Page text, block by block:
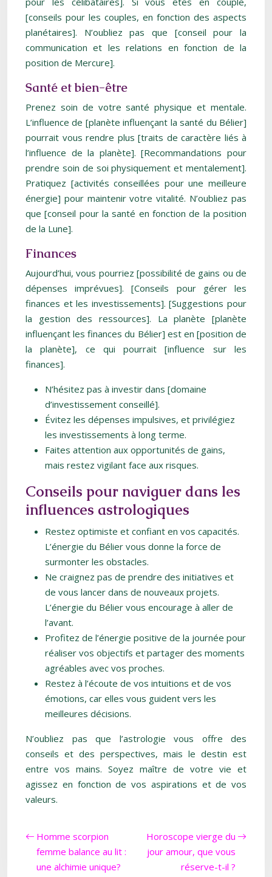
[conseils pour les couples, en fonction des aspects
planétaires]. N’oubliez pas que [conseil pour la
communication et les relations en fonction de la
position de Mercure].
Santé et bien-être
Prenez soin de votre santé physique et mentale.
L’influence de [planète influençant la santé du Bélier]
pourrait vous rendre plus [traits de caractère liés à
l’influence de la planète]. [Recommandations pour
prendre soin de soi physiquement et mentalement].
Pratiquez [activités conseillées pour une meilleure
énergie] pour maintenir votre vitalité. N’oubliez pas
que [conseil pour la santé en fonction de la position
de la Lune].
Finances
Aujourd’hui, vous pourriez [possibilité de gains ou de
dépenses imprévues]. [Conseils pour gérer les
finances et les investissements]. [Suggestions pour
la gestion des ressources]. La planète [planète
influençant les finances du Bélier] est en [position de
la planète], ce qui pourrait [influence sur les
finances].
N’hésitez pas à investir dans [domaine
d’investissement conseillé].
Évitez les dépenses impulsives, et privilégiez
les investissements à long terme.
Faites attention aux opportunités de gains,
mais restez vigilant face aux risques.
Conseils pour naviguer dans les
influences astrologiques
Restez optimiste et confiant en vos capacités.
L’énergie du Bélier vous donne la force de
surmonter les obstacles.
Ne craignez pas de prendre des initiatives et
de vous lancer dans de nouveaux projets.
L’énergie du Bélier vous encourage à aller de
l’avant.
Profitez de l’énergie positive de la journée pour
réaliser vos objectifs et partager des moments
agréables avec vos proches.
Restez à l’écoute de vos intuitions et de vos
émotions, car elles vous guident vers les
meilleures décisions.
N’oubliez pas que l’astrologie vous offre des
conseils et des perspectives, mais le destin est
entre vos mains. Soyez maître de votre vie et
agissez en fonction de vos aspirations et de vos
valeurs.
Homme scorpion
femme balance au lit :
une alchimie unique?
Horoscope vierge du
jour amour, que vous
réserve-t-il ?